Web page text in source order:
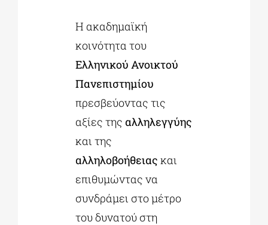
Η ακαδημαϊκή
κοινότητα του
Ελληνικού Ανοικτού
Πανεπιστημίου
πρεσβεύοντας τις
αξίες της αλληλεγγύης
και της
αλληλοβοήθειας και
επιθυμώντας να
συνδράμει στο μέτρο
του δυνατού στη